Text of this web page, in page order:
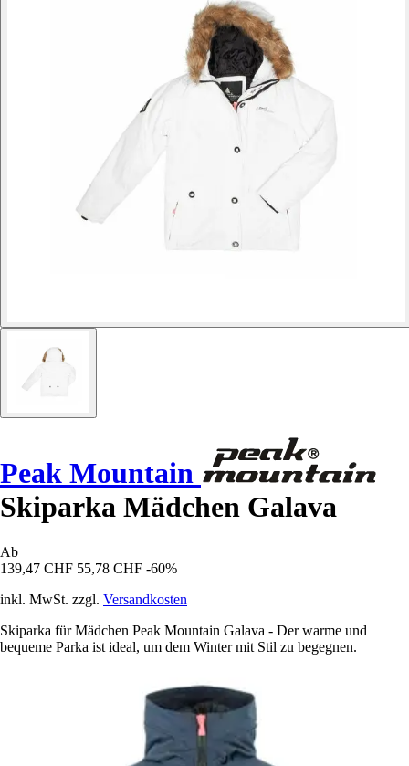
Peak Mountain
Skiparka Mädchen Galava
Ab
139,47 CHF 55,78 CHF -60%
inkl. MwSt. zzgl. Versandkosten
Skiparka für Mädchen Peak Mountain Galava - Der warme und
bequeme Parka ist ideal, um dem Winter mit Stil zu begegnen.